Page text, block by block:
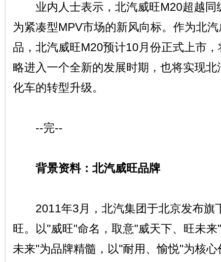
业内人士表示，北汽威旺M20超越同
为紧凑型MPV市场的新风向标。作为北
品，北汽威旺M20预计10月份正式上市
略进入一个全新的发展时期，也将实现
化车的转型升级。
--完--
背景资料：北汽威旺品牌
2011年3月，北汽集团于北京发布旗
旺。以"威旺"命名，取意"威天下、旺未
未来"为品牌精髓，以"耐用、愉悦"为核